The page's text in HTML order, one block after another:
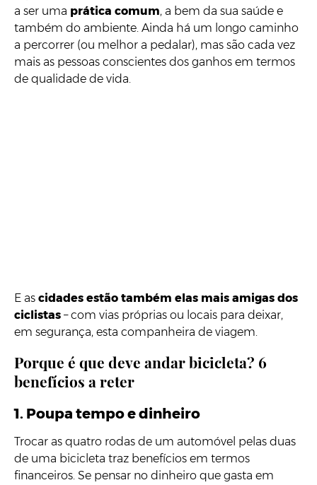
a ser uma prática comum, a bem da sua saúde e
também do ambiente. Ainda há um longo caminho
a percorrer (ou melhor a pedalar), mas são cada vez
mais as pessoas conscientes dos ganhos em termos
de qualidade de vida.
E as cidades estão também elas mais amigas dos
ciclistas – com vias próprias ou locais para deixar,
em segurança, esta companheira de viagem.
Porque é que deve andar bicicleta? 6
benefícios a reter
1. Poupa tempo e dinheiro
Trocar as quatro rodas de um automóvel pelas duas
de uma bicicleta traz benefícios em termos
financeiros. Se pensar no dinheiro que gasta em